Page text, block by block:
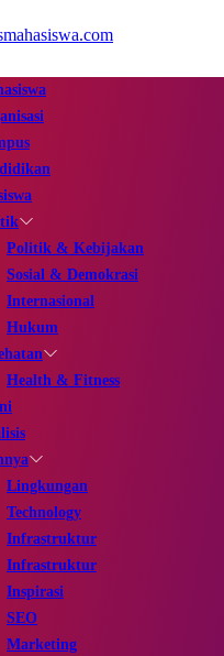
Politik & Kebijakan
Sosial & Demokrasi
Internasional
Hukum
Health & Fitness
Lingkungan
Technology
Infrastruktur
Infrastruktur
Inspirasi
SEO
Marketing